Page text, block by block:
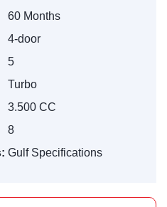
60 Months
4-door
5
Turbo
3.500 CC
8
Gulf Specifications